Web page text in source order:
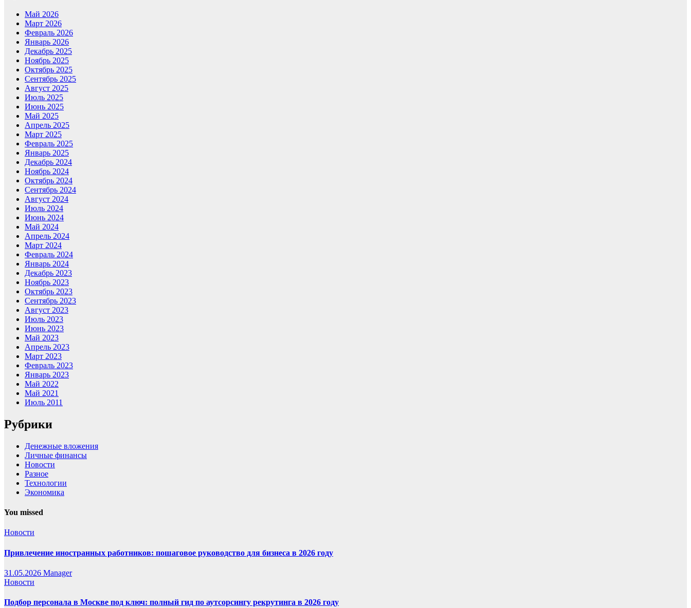
Май 2026
Март 2026
Февраль 2026
Январь 2026
Декабрь 2025
Ноябрь 2025
Октябрь 2025
Сентябрь 2025
Август 2025
Июль 2025
Июнь 2025
Май 2025
Апрель 2025
Март 2025
Февраль 2025
Январь 2025
Декабрь 2024
Ноябрь 2024
Октябрь 2024
Сентябрь 2024
Август 2024
Июль 2024
Июнь 2024
Май 2024
Апрель 2024
Март 2024
Февраль 2024
Январь 2024
Декабрь 2023
Ноябрь 2023
Октябрь 2023
Сентябрь 2023
Август 2023
Июль 2023
Июнь 2023
Май 2023
Апрель 2023
Март 2023
Февраль 2023
Январь 2023
Май 2022
Май 2021
Июль 2011
Рубрики
Денежные вложения
Личные финансы
Новости
Разное
Технологии
Экономика
You missed
Новости
Привлечение иностранных работников: пошаговое руководство для бизнеса в 2026 году
31.05.2026 Manager
Новости
Подбор персонала в Москве под ключ: полный гид по аутсорсингу рекрутинга в 2026 году